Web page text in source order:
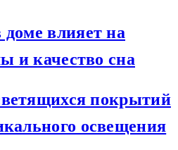
влияет на
и качество сна
покрытий
освещения